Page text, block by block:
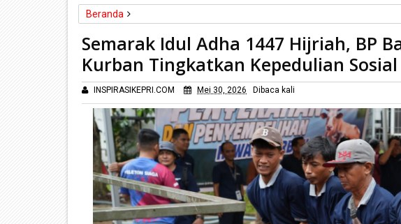
Beranda
Semarak Idul Adha 1447 Hijriah, BP
Kurban Tingkatkan Kepedulian Sosial
INSPIRASIKEPRI.COM Mei 30, 2026 Dibaca kali